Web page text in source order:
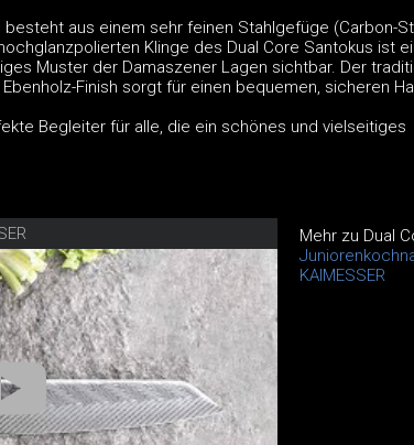
aus einem sehr feinen Stahlgefüge (Carbon-
Klinge des Dual Core Santokus ist
Muster der Damaszener Lagen sichtbar. Der
Finish sorgt für einen bequemen, sicheren
Begleiter für alle, die ein schönes und vielseitiges
Mehr zu Dual
KAIMESSER